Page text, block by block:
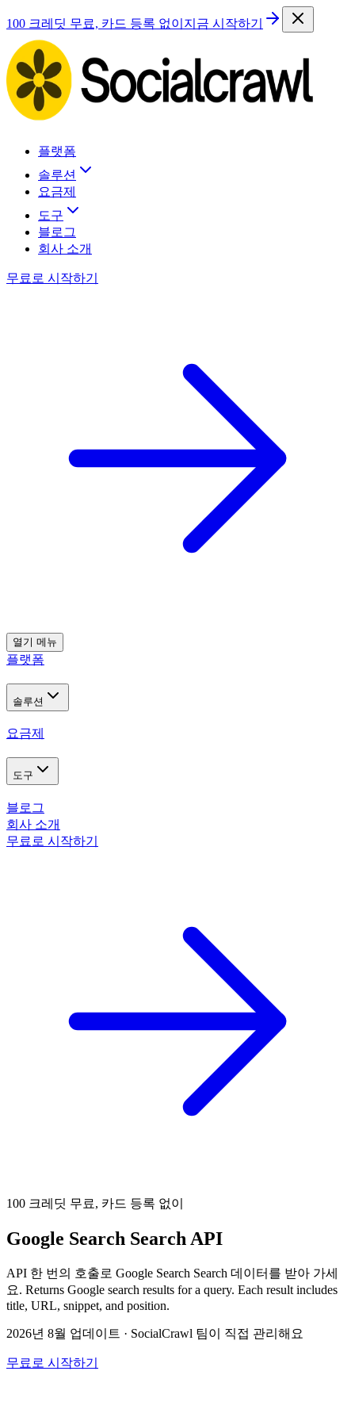
100 크레딧 무료, 카드 등록 없이 지금 시작하기
플랫폼
솔루션
요금제
도구
블로그
회사 소개
무료로 시작하기
열기 메뉴
플랫폼
솔루션
요금제
도구
블로그
회사 소개
무료로 시작하기
100 크레딧 무료, 카드 등록 없이
Google Search Search API
API 한 번의 호출로 Google Search Search 데이터를 받아 가세
요. Returns Google search results for a query. Each result includes
title, URL, snippet, and position.
2026년 8월 업데이트 · SocialCrawl 팀이 직접 관리해요
무료로 시작하기